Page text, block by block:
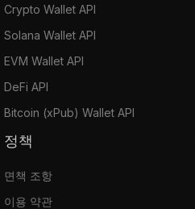
Crypto Wallet API
Solana Wallet API
EVM Wallet API
DeFi API
Bitcoin (xPub) Wallet API
정책
면책 조항
이용 약관